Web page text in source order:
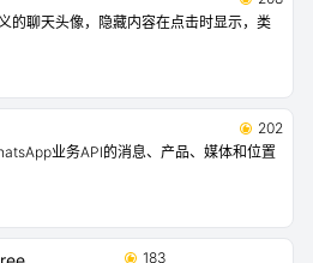
的聊天头像，隐藏内容在点击时显示，类
202
业务API的消息、产品、媒体和位置
183